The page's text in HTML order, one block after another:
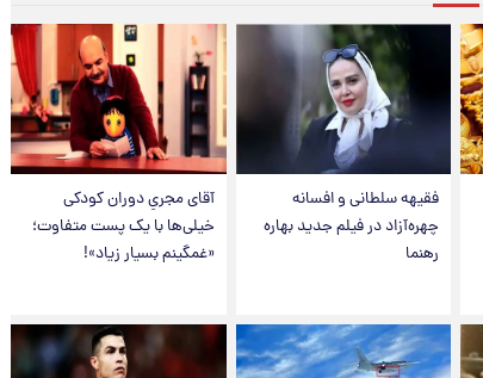
فقیهه سلطانی و افسانه
چهره‌آزاد در فیلم جدید بهاره
رهنما
آقای مجریِ دوران کودکی
خیلی‌ها با یک پست متفاوت؛
«غمگینم بسیار زیاد»!